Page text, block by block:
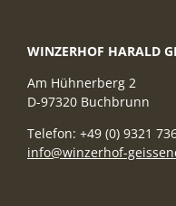
WINZERHOF HARALD
Am Hühnerberg 2
D-97320 Buchbrunn
Telefon: +49 (0) 9321
info@winzerhof-